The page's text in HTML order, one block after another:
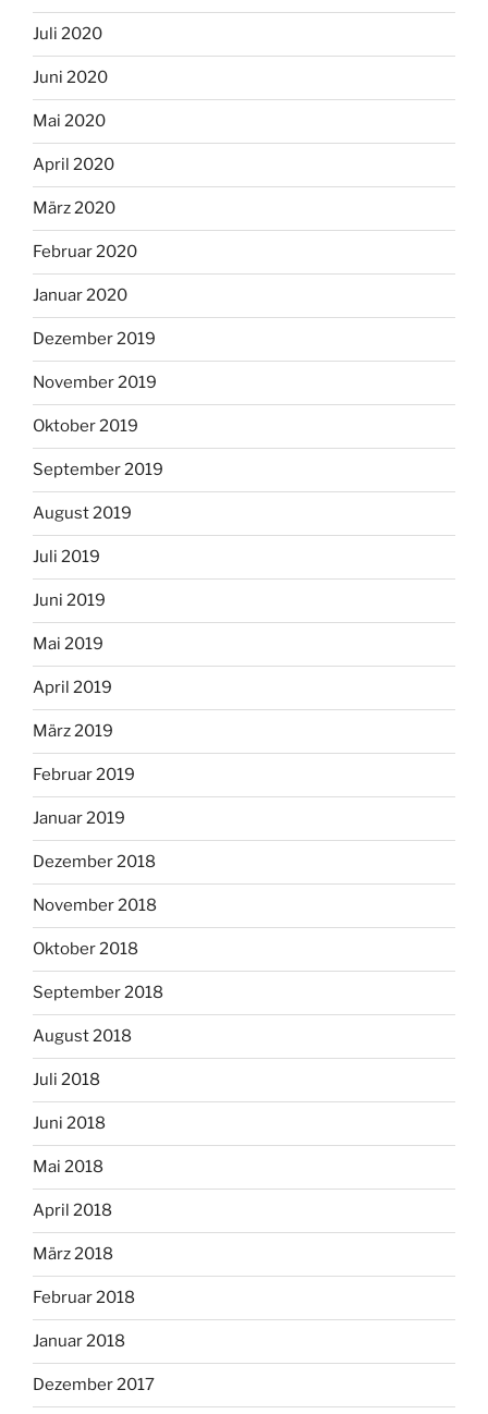
Juli 2020
Juni 2020
Mai 2020
April 2020
März 2020
Februar 2020
Januar 2020
Dezember 2019
November 2019
Oktober 2019
September 2019
August 2019
Juli 2019
Juni 2019
Mai 2019
April 2019
März 2019
Februar 2019
Januar 2019
Dezember 2018
November 2018
Oktober 2018
September 2018
August 2018
Juli 2018
Juni 2018
Mai 2018
April 2018
März 2018
Februar 2018
Januar 2018
Dezember 2017